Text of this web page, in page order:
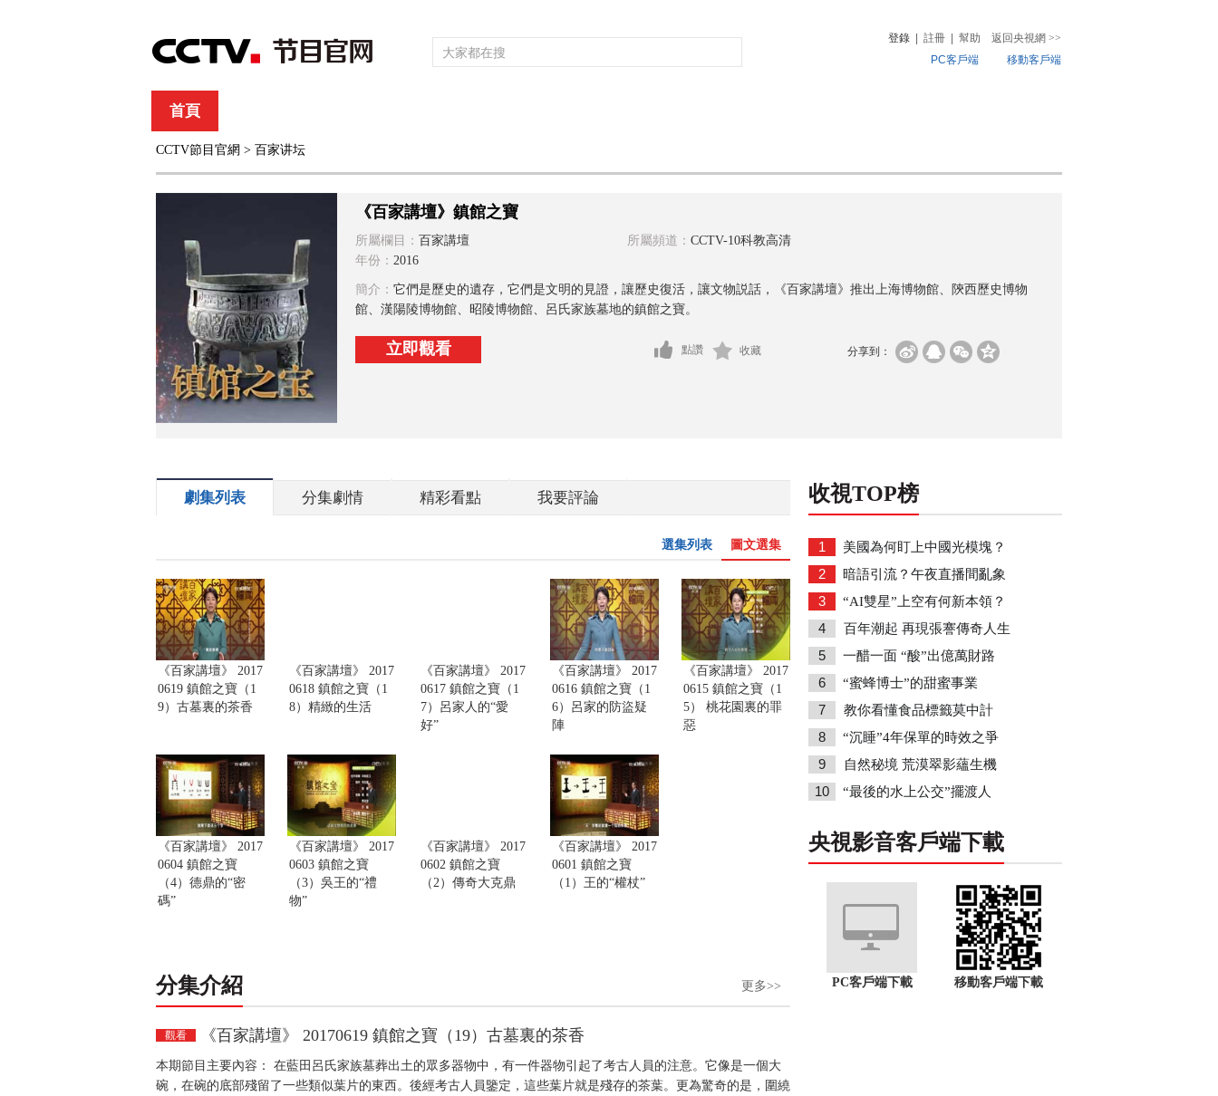
登錄 註冊 幫助 返回央視網 >>
PC客戶端
移動客戶端
首頁
綜合 新聞 財經 綜藝
CCTV節目官網 > 百家讲坛
《百家講壇》鎮館之寶
所屬欄目： 百家講壇 所屬頻道： CCTV-10科教高清
年份： 2016
簡介： 它們是歷史的遺存，它們是文明的見證，讓歷史復活，讓文物説話，《百家講壇》推出上海博物館、陝西歷史博物
館、漢陽陵博物館、昭陵博物館、呂氏家族墓地的鎮館之寶。
立即觀看 分享到：
點讚 收藏
劇集列表 分集劇情 精彩看點 我要評論
圖文選集
選集列表
《百家講壇》 2017
0619 鎮館之寶（1
9）古墓裏的茶香
《百家講壇》 2017
0618 鎮館之寶（1
8）精緻的生活
《百家講壇》 2017
0617 鎮館之寶（1
7）呂家人的“愛
好”
《百家講壇》 2017
0616 鎮館之寶（1
6）呂家的防盜疑
陣
《百家講壇》 2017
0615 鎮館之寶（1
5） 桃花園裏的罪
惡
《百家講壇》 2017
0604 鎮館之寶
（4）德鼎的“密
碼”
《百家講壇》 2017
0603 鎮館之寶
（3）吳王的“禮
物”
《百家講壇》 2017
0602 鎮館之寶
（2）傳奇大克鼎
《百家講壇》 2017
0601 鎮館之寶
（1）王的“權杖”
分集介紹 更多>>
觀看 《百家講壇》 20170619 鎮館之寶（19）古墓裏的茶香
本期節目主要內容： 在藍田呂氏家族墓葬出土的眾多器物中，有一件器物引起了考古人員的注意。它像是一個大
碗，在碗的底部殘留了一些類似葉片的東西。後經考古人員鑒定，這些葉片就是殘存的茶葉。更為驚奇的是，圍繞
收視TOP榜
1 美國為何盯上中國光模塊？
2 暗語引流？午夜直播間亂象
3 “AI雙星”上空有何新本領？
4 百年潮起 再現張謇傳奇人生
5 一醋一面 “酸”出億萬財路
6 “蜜蜂博士”的甜蜜事業
7 教你看懂食品標籤莫中計
8 “沉睡”4年保單的時效之爭
9 自然秘境 荒漠翠影蘊生機
10 “最後的水上公交”擺渡人
央視影音客戶端下載
PC客戶端下載 移動客戶端下載